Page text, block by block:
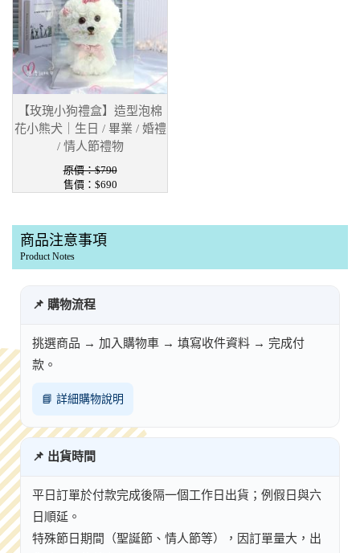
【玫瑰小狗禮盒】造型泡棉
花小熊犬｜生日 / 畢業 / 婚禮
/ 情人節禮物
原價：$790
售價：$690
商品注意事項
Product Notes
📌 購物流程
挑選商品 → 加入購物車 → 填寫收件資料 → 完成付
款。
📘 詳細購物說明
📌 出貨時間
平日訂單於付款完成後隔一個工作日出貨；例假日與六
日順延。
特殊節日期間（聖誕節、情人節等），因訂單量大，出